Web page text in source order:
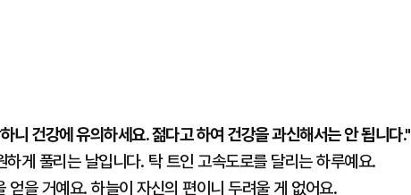
니 건강에 유의하세요. 젊다고 하여 건강을 과신해서는 안 됩니다."
게 풀리는 날입니다. 탁 트인 고속도로를 달리는 하루예요.
을 거예요. 하늘이 자신의 편이니 두려울 게 없어요.